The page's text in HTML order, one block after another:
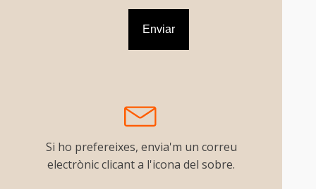
Si ho prefereixes, envia'm un correu
electrònic clicant a l'icona del sobre.